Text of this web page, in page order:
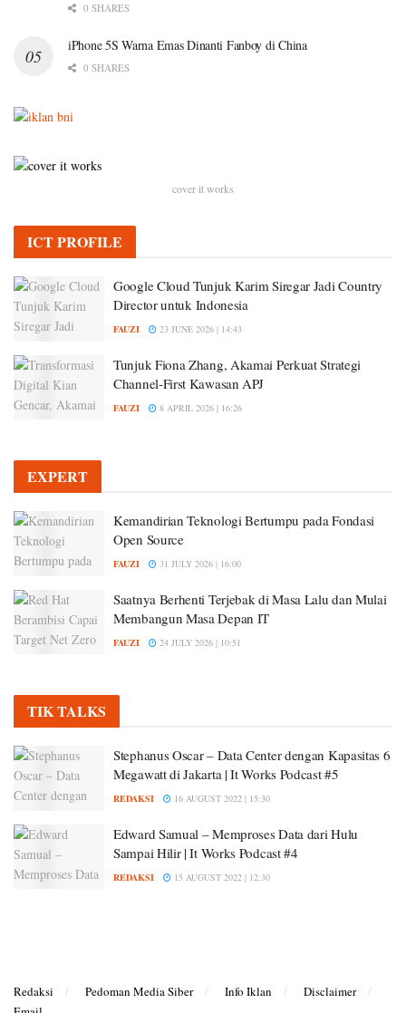
0 SHARES
iPhone 5S Warna Emas Dinanti Fanboy di China
0 SHARES
cover it works
ICT PROFILE
Google Cloud Tunjuk Karim Siregar Jadi Country
Director untuk Indonesia
FAUZI 23 JUNE 2026 | 14:43
Tunjuk Fiona Zhang, Akamai Perkuat Strategi
Channel-First Kawasan APJ
FAUZI 8 APRIL 2026 | 16:26
EXPERT
Kemandirian Teknologi Bertumpu pada Fondasi
Open Source
FAUZI 31 JULY 2026 | 16:00
Saatnya Berhenti Terjebak di Masa Lalu dan Mulai
Membangun Masa Depan IT
FAUZI 24 JULY 2026 | 10:51
TIK TALKS
Stephanus Oscar – Data Center dengan Kapasitas 6
Megawatt di Jakarta | It Works Podcast #5
REDAKSI 16 AUGUST 2022 | 15:30
Edward Samual – Memproses Data dari Hulu
Sampai Hilir | It Works Podcast #4
REDAKSI 15 AUGUST 2022 | 12:30
Redaksi Pedoman Media Siber Info Iklan
Disclaimer